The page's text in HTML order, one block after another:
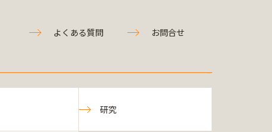
よくある質問 お問合せ
研究